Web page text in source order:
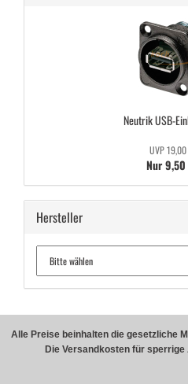
Neu­trik USB-​
UVP 19,00
Nur 9,50
Hersteller
Alle Preise beinhalten die gesetzliche
Die Versandkosten für